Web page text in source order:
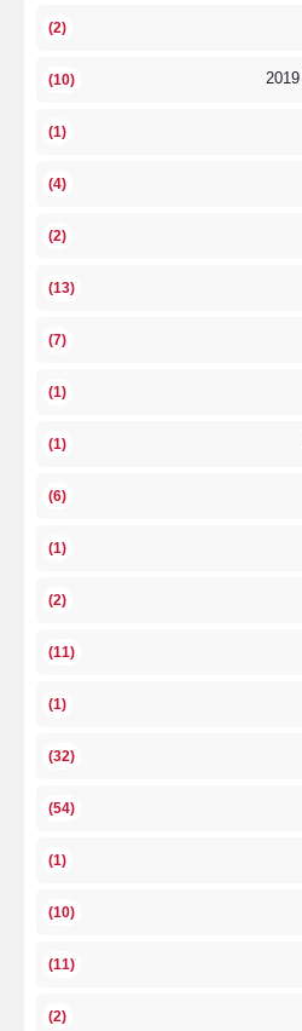
(2)
(10)
(1)
(4)
(2)
(13)
(7)
(1)
(1)
(6)
(1)
(2)
(11)
(1)
(32)
(54)
(1)
(10)
(11)
(2)